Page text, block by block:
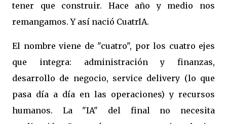
tener que construir. Hace año y medio nos
remangamos. Y así nació CuatrIA.
El nombre viene de "cuatro", por los cuatro ejes
que integra: administración y finanzas,
desarrollo de negocio, service delivery (lo que
pasa día a día en las operaciones) y recursos
humanos. La "IA" del final no necesita